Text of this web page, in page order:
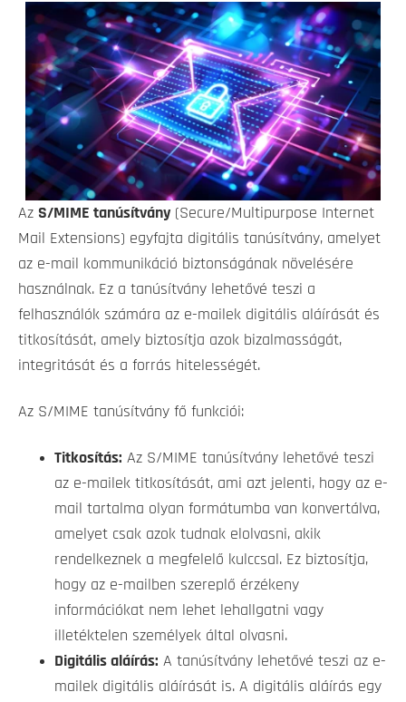
Az S/MIME tanúsítvány (Secure/Multipurpose Internet
Mail Extensions) egyfajta digitális tanúsítvány, amelyet
az e-mail kommunikáció biztonságának növelésére
használnak. Ez a tanúsítvány lehetővé teszi a
felhasználók számára az e-mailek digitális aláírását és
titkosítását, amely biztosítja azok bizalmasságát,
integritását és a forrás hitelességét.
Az S/MIME tanúsítvány fő funkciói:
Titkosítás: Az S/MIME tanúsítvány lehetővé teszi
az e-mailek titkosítását, ami azt jelenti, hogy az e-
mail tartalma olyan formátumba van konvertálva,
amelyet csak azok tudnak elolvasni, akik
rendelkeznek a megfelelő kulccsal. Ez biztosítja,
hogy az e-mailben szereplő érzékeny
információkat nem lehet lehallgatni vagy
illetéktelen személyek által olvasni.
Digitális aláírás: A tanúsítvány lehetővé teszi az e-
mailek digitális aláírását is. A digitális aláírás egy